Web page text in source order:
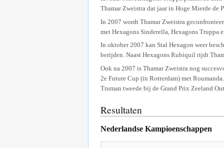
Thamar Zweistra dat jaar in Hoge Mierde de
In 2007 wordt Thamar Zweistra
met Hexagons Sinderella, Hexagons Truppa
In oktober 2007 kan Stal Hexagon weer
berijden. Naast Hexagons Rubiquil rijdt
Ook na 2007 is Thamar Zweistra nog
2e Future Cup (in Rotterdam) met
Truman tweede bij de Grand Prix Zeeland
Resultaten
Nederlandse Kampioenschappen